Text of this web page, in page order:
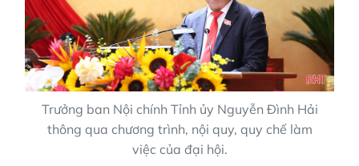
Trưởng ban Nội chính Tỉnh ủy Nguyễn Đình Hải
thông qua chương trình, nội quy, quy chế làm
việc của đại hội.